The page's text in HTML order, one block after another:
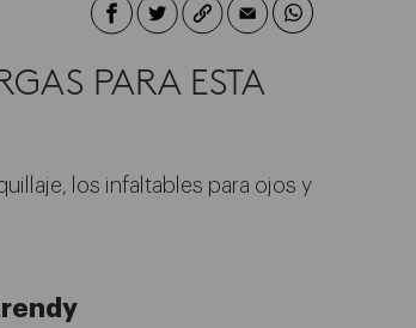
PARA ESTA
los infaltables para ojos y